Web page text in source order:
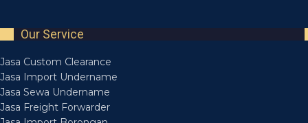
Our Service
Jasa Custom Clearance
Jasa Import Undername
Jasa Sewa Undername
Jasa Freight Forwarder